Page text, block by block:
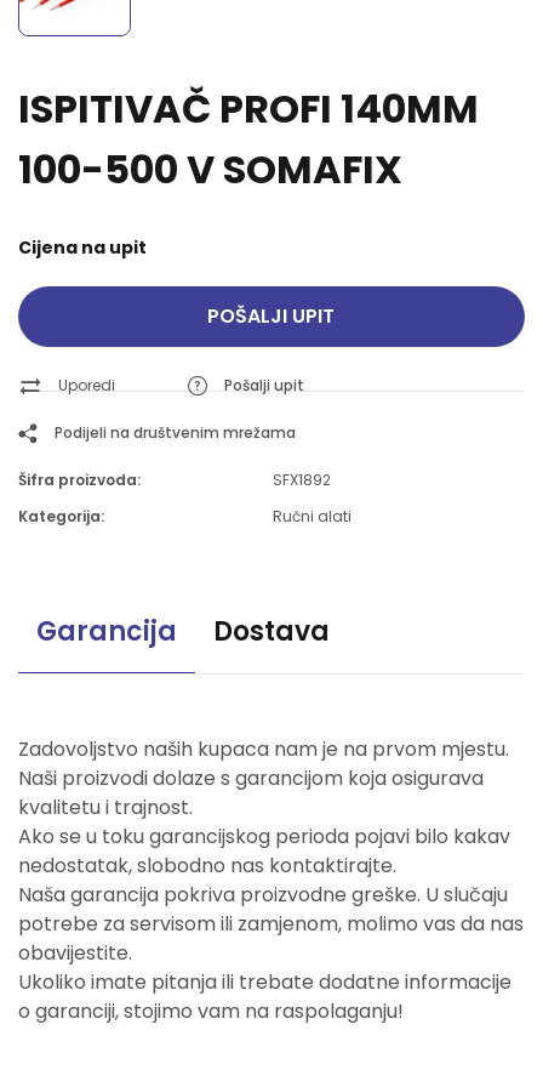
ISPITIVAČ PROFI 140MM
100-500 V SOMAFIX
Cijena na upit
POŠALJI UPIT
Uporedi Pošalji upit
Podijeli na društvenim mrežama
Šifra proizvoda:
SFX1892
Kategorija:
Ručni alati
Garancija Dostava
Zadovoljstvo naših kupaca nam je na prvom mjestu.
Naši proizvodi dolaze s garancijom koja osigurava
kvalitetu i trajnost.
Ako se u toku garancijskog perioda pojavi bilo kakav
nedostatak, slobodno nas kontaktirajte.
Naša garancija pokriva proizvodne greške. U slučaju
potrebe za servisom ili zamjenom, molimo vas da nas
obavijestite.
Ukoliko imate pitanja ili trebate dodatne informacije
o garanciji, stojimo vam na raspolaganju!